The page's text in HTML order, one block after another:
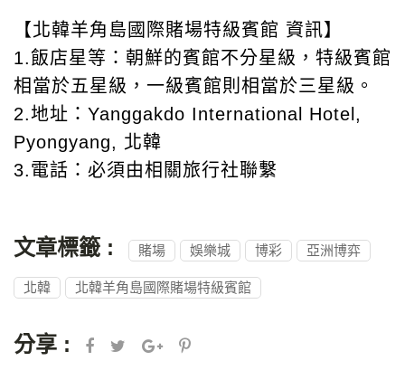
【北韓羊角島國際賭場特級賓館 資訊】
1.飯店星等： 朝鮮的賓館不分星級，特級賓館
相當於五星級，一級賓館則相當於三星級。
2.地址： Yanggakdo International Hotel,
Pyongyang, 北韓
3.電話：必須由相關旅行社聯繫
文章標籤 : 賭場 娛樂城 博彩 亞洲博弈
北韓 北韓羊角島國際賭場特級賓館
分享 :